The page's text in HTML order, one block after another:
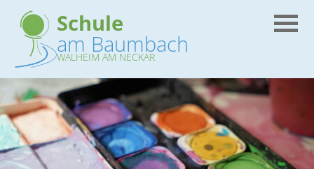
Schule
am Baumbach
WALHEIM AM NECKAR